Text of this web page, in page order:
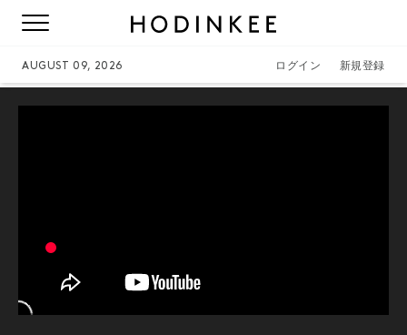
AUGUST 09, 2026 ログイン 新規登録